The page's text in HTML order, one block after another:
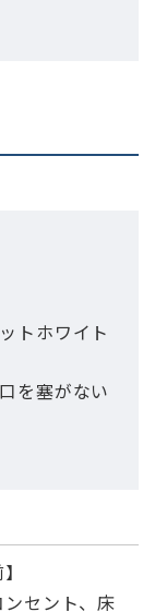
トホワイト
を塞がない
セント、床